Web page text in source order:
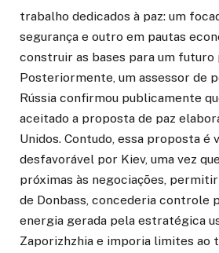
trabalho dedicados à paz: um
segurança e outro em pautas
construir as bases para um
Posteriormente, um assessor de
Rússia confirmou publicamente
aceitado a proposta de paz
Unidos. Contudo, essa proposta é
desfavorável por Kiev, uma vez
próximas às negociações,
de Donbass, concederia controle
energia gerada pela estratégica
Zaporizhzhia e imporia limites ao